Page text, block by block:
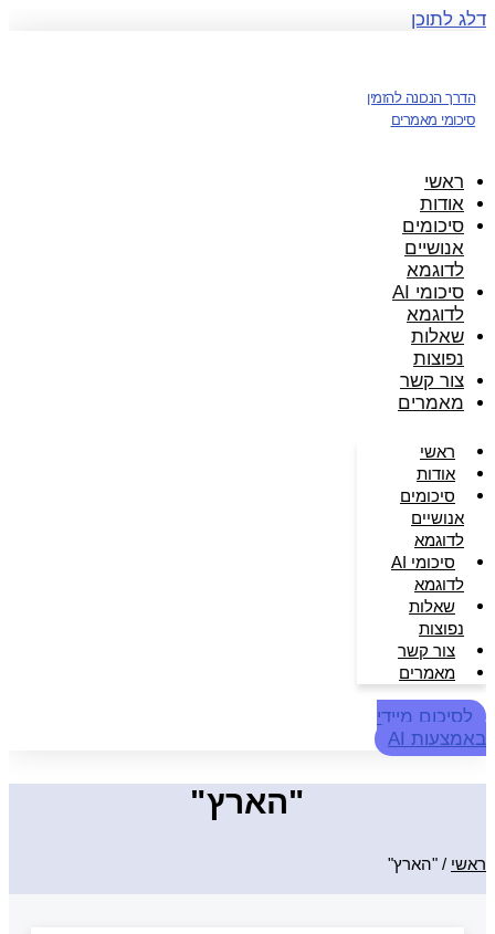
דלג לתוכן
הדרך הנכונה להזמין
סיכומי מאמרים
ראשי
אודות
סיכומים
אנושיים
לדוגמא
סיכומי AI
לדוגמא
שאלות
נפוצות
צור קשר
מאמרים
ראשי
אודות
סיכומים
אנושיים
לדוגמא
סיכומי AI
לדוגמא
שאלות
נפוצות
צור קשר
מאמרים
לסיכום מיידי
באמצעות AI
"הארץ"
ראשי / "הארץ"